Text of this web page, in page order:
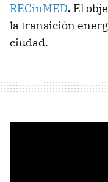
RECinMED. El
la transición
ciudad.